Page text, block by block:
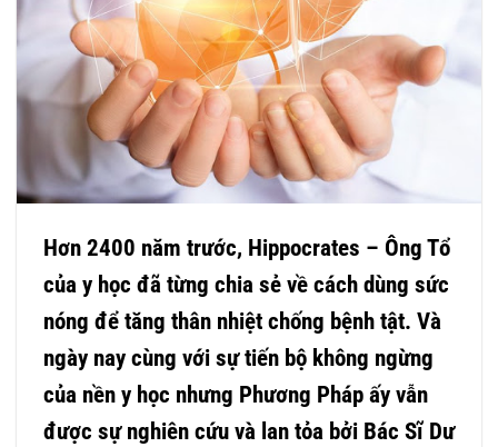
Hơn 2400 năm trước, Hippocrates – Ông Tổ
của y học đã từng chia sẻ về cách dùng sức
nóng để tăng thân nhiệt chống bệnh tật. Và
ngày nay cùng với sự tiến bộ không ngừng
của nền y học nhưng Phương Pháp ấy vẫn
được sự nghiên cứu và lan tỏa bởi Bác Sĩ Dư